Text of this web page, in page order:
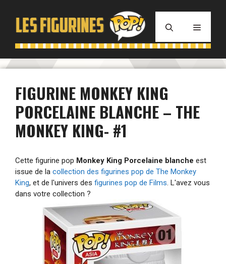
contenu
MENU
FIGURINE MONKEY KING
PORCELAINE BLANCHE – THE
MONKEY KING- #1
Cette figurine pop Monkey King Porcelaine blanche est
issue de la collection des figurines pop de The Monkey
King, et de l'univers des figurines pop de Films. L'avez vous
dans votre collection ?